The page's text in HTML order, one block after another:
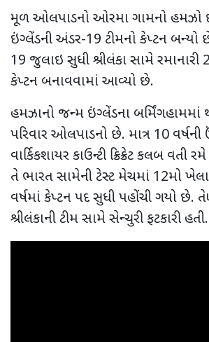
મૂળ ઓલપાડનો ઓરમા ગામનો હમઝો
ઇંગ્લેંડની અંડર-19 ટીમનો કેપ્ટન
19 જુલાઇ સુધી શ્રીલંકા સામે રમાનારી
કેપ્ટન બનાવવામાં આવ્યો છે.
હમઝાનો જન્મ ઇંગ્લેંડના બર્મિંગહામમાં
પરિવાર ઓલપાડનો છે. માત્ર 10
વાર્કિકશાયર કાઉન્ટી ક્રિક્રેટ કલબ
તે ભારત સામેની ટેસ્ટ મેચમાં 12મો
વર્ષમાં કેપ્ટન પદ સુધી પહોંચી ગયો
શ્રીલંકાની ટીમ સામે સેન્ચુરી ફટકારી હતી.